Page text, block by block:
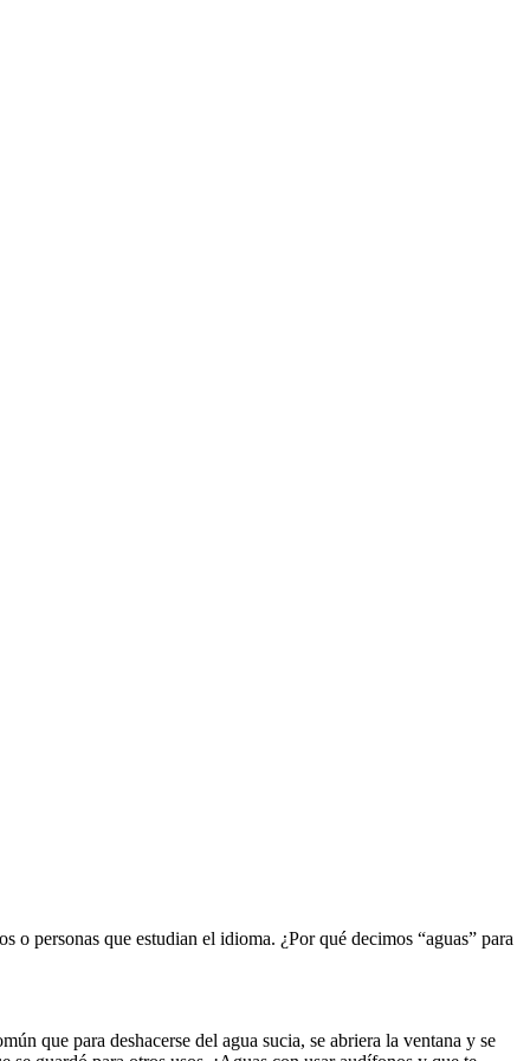
o personas que estudian el idioma. ¿Por qué decimos “aguas” para
que para deshacerse del agua sucia, se abriera la ventana y se